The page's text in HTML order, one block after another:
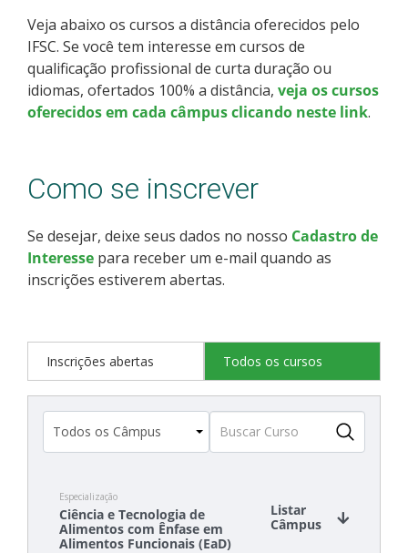
Orientações para comprovação de cotas
Inscrições e acompanhamento
Estatísticas dos Processos Seletivos
Cadastro de interesse
Veja abaixo os cursos a distância oferecidos pelo
IFSC. Se você tem interesse em cursos de
qualificação profissional de curta duração ou
idiomas, ofertados 100% a distância, veja os cursos
oferecidos em cada câmpus clicando neste link.
Como se inscrever
Se desejar, deixe seus dados no nosso Cadastro de
Interesse para receber um e-mail quando as
inscrições estiverem abertas.
Inscrições abertas Todos os cursos
Especialização
Ciência e Tecnologia de
Alimentos com Ênfase em
Alimentos Funcionais (EaD)
Listar
Câmpus